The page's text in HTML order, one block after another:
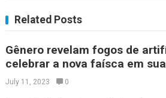
Related Posts
Gênero revelam fogos de
celebrar a nova faísca em
July 11, 2023 0